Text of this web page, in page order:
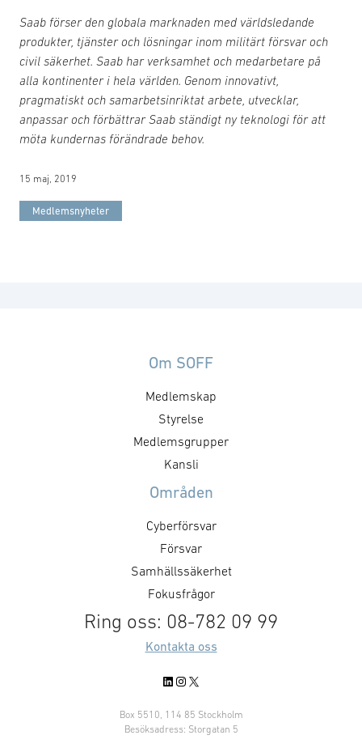
Saab förser den globala marknaden med världsledande
produkter, tjänster och lösningar inom militärt försvar och
civil säkerhet. Saab har verksamhet och medarbetare på
alla kontinenter i hela världen. Genom innovativt,
pragmatiskt och samarbetsinriktat arbete, utvecklar,
anpassar och förbättrar Saab ständigt ny teknologi för att
möta kundernas förändrade behov.
15 maj, 2019
Medlemsnyheter
Om SOFF
Medlemskap
Styrelse
Medlemsgrupper
Kansli
Områden
Cyberförsvar
Försvar
Samhällssäkerhet
Fokusfrågor
Ring oss: 08-782 09 99
Kontakta oss
LinkedIn
Instagram
X
Box 5510, 114 85 Stockholm
Besöksadress: Storgatan 5